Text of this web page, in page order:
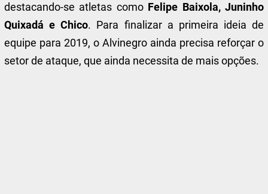
destacando-se atletas como Felipe Baixola, Juninho
Quixadá e Chico. Para finalizar a primeira ideia de
equipe para 2019, o Alvinegro ainda precisa reforçar o
setor de ataque, que ainda necessita de mais opções.